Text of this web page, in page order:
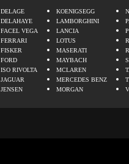
DELAGE
DELAHAYE
FACEL VEGA
FERRARI
FISKER
FORD
ISO RIVOLTA
JAGUAR
JENSEN
KOENIGSEGG
LAMBORGHINI
LANCIA
LOTUS
MASERATI
MAYBACH
MCLAREN
MERCEDES BENZ
MORGAN